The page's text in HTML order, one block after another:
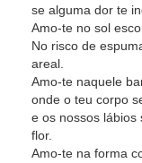
se alguma dor te
Amo-te no sol
No risco de
areal.
Amo-te naquele
onde o teu corpo
e os nossos lábios
flor.
Amo-te na forma